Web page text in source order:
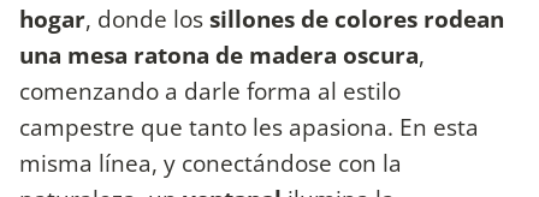
hogar, donde lossillones de colores rodean
una mesa ratona de madera oscura,
comenzando a darle forma al estilo
campestre que tanto les apasiona. En esta
misma línea, y conectándose con la